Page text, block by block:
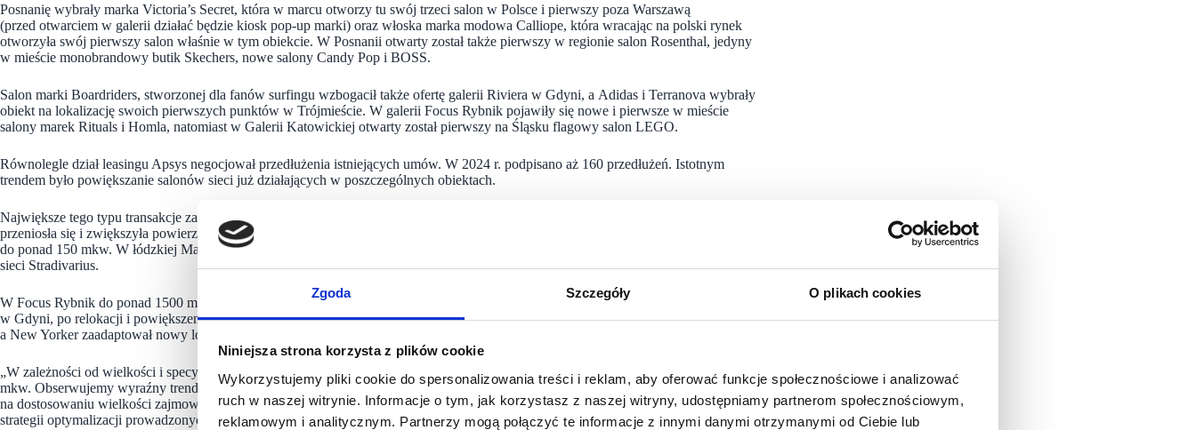
Zgoda Szczegóły O plikach cookies
Niniejsza strona korzysta z plików cookie
Wykorzystujemy pliki cookie do spersonalizowania treści i reklam, aby oferować funkcje społecznościowe i analizować
ruch w naszej witrynie. Informacje o tym, jak korzystasz z naszej witryny, udostępniamy partnerom społecznościowym,
reklamowym i analitycznym. Partnerzy mogą połączyć te informacje z innymi danymi otrzymanymi od Ciebie lub
Posnanię wybrały marka Victoria’s Secret, która w marcu otworzy tu swój trzeci salon w Polsce i pierwszy poza Warszawą
(przed otwarciem w galerii działać będzie kiosk pop-up marki) oraz włoska marka modowa Calliope, która wracając na polski rynek
otworzyła swój pierwszy salon właśnie w tym obiekcie. W Posnanii otwarty został także pierwszy w regionie salon Rosenthal, jedyny
w mieście monobrandowy butik Skechers, nowe salony Candy Pop i BOSS.
Salon marki Boardriders, stworzonej dla fanów surfingu wzbogacił także ofertę galerii Riviera w Gdyni, a Adidas i Terranova wybrały
obiekt na lokalizację swoich pierwszych punktów w Trójmieście. W galerii Focus Rybnik pojawiły się nowe i pierwsze w mieście
salony marek Rituals i Homla, natomiast w Galerii Katowickiej otwarty został pierwszy na Śląsku flagowy salon LEGO.
Równolegle dział leasingu Apsys negocjował przedłużenia istniejących umów. W 2024 r. podpisano aż 160 przedłużeń. Istotnym
trendem było powiększanie salonów sieci już działających w poszczególnych obiektach.
Największe tego typu transakcje zawarte zostały dla Posnanii, w której salon Eobuwie został powiększony do 900 mkw., marka Pitbull
przeniosła się i zwiększyła powierzchnię do ponad 340 mkw., a sieć Kuchnie Świata relokowała i powiększyła swoją powierzchnię
do ponad 150 mkw. W łódzkiej Manufakturze do 630 mkw. wzrosła powierzchnia salonu Massimo Dutti oraz do 420 mkw. sklepu
sieci Stradivarius.
W Focus Rybnik do ponad 1500 mkw. został powiększony sklep sieci New Yorker, natomiast rozwijająca swój tenant mix Riviera
w Gdyni, po relokacji i powiększeniu powierzchni najmu do ponad 600 mkw. zyskała największy, flagowy salon marki 4F w Polsce,
a New Yorker zaadaptował nowy lokal o powierzchni ponad 1700 mkw.
„W zależności od wielkości i specyfiki obiektu największe zapotrzebowanie w minionym roku dotyczyło powierzchni od 300 do 1000
mkw. Obserwujemy wyraźny trend, szczególnie w większych miastach i wśród dużych, sieciowych najemców, polegający
na dostosowaniu wielkości zajmowanej powierzchni do zmieniających się potrzeb najemców i oczekiwań klientów, co stanowi część
strategii optymalizacji prowadzonych przez marki działań.